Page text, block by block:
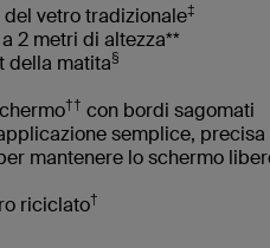
del vetro tradizionale‡
2 metri di altezza**
della matita§
†† con bordi sagomati
semplice,
mantenere lo schermo
riciclato†